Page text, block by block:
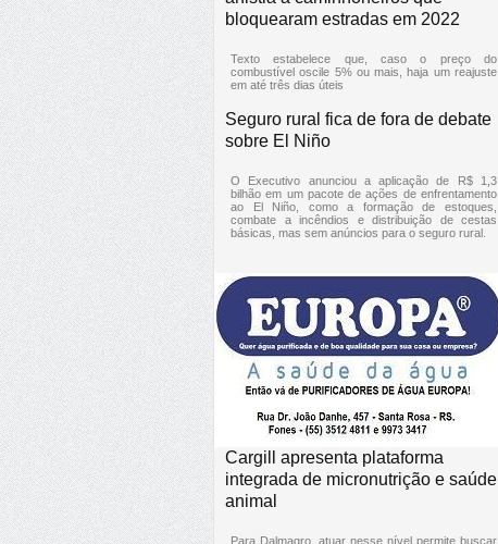
bloquearam estradas em 2022
Texto estabelece que, caso o preço do
combustível oscile 5% ou mais, haja um reajuste
em até três dias úteis
Seguro rural fica de fora de debate
sobre El Niño
O Executivo anunciou a aplicação de R$ 1,3
bilhão em um pacote de ações de enfrentamento
ao El Niño, como a formação de estoques,
combate a incêndios e distribuição de cestas
básicas, mas sem anúncios para o seguro rural.
Cargill apresenta plataforma
integrada de micronutrição e saúde
animal
Para Dalmagro, atuar nesse nível permite buscar